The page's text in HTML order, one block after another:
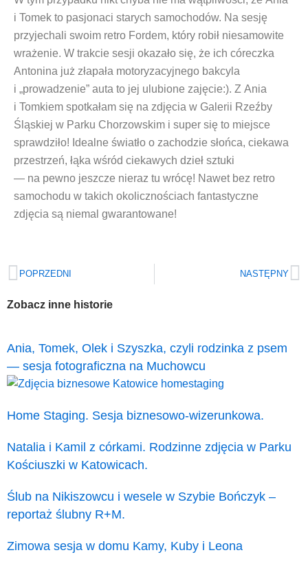
i Tomek to pasjonaci starych samochodów. Na sesję
przyjechali swoim retro Fordem, który robił niesamowite
wrażenie. W trakcie sesji okazało się, że ich córeczka
Antonina już złapała motoryzacyjnego bakcyla
i „prowadzenie” auta to jej ulubione zajęcie:). Z Ania
i Tomkiem spotkałam się na zdjęcia w Galerii Rzeźby
Śląskiej w Parku Chorzowskim i super się to miejsce
sprawdziło! Idealne światło o zachodzie słońca, ciekawa
przestrzeń, łąka wśród ciekawych dzieł sztuki
— na pewno jeszcze nieraz tu wrócę! Nawet bez retro
samochodu w takich okolicznościach fantastyczne
zdjęcia są niemal gwarantowane!
Prev
POPRZEDNI NASTĘPNY
Zobacz inne historie
Ania, Tomek, Olek i Szyszka, czyli rodzinka z psem
— sesja fotograficzna na Muchowcu
Home Staging. Sesja biznesowo-wizerunkowa.
Natalia i Kamil z córkami. Rodzinne zdjęcia w Parku
Kościuszki w Katowicach.
Ślub na Nikiszowcu i wesele w Szybie Bończyk –
reportaż ślubny R+M.
Zimowa sesja w domu Kamy, Kuby i Leona